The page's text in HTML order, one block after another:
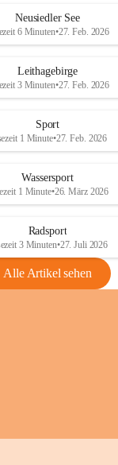
wirtschaftlichen
Nr. 18
r
S
Neusiedler See
6 Minuten•27. Feb. 2026
Leithagebirge
3 Minuten•27. Feb. 2026
Sport
1 Minute•27. Feb. 2026
Wassersport
1 Minute•26. März 2026
Radsport
3 Minuten•27. Juli 2026
Alle Artikel sehen